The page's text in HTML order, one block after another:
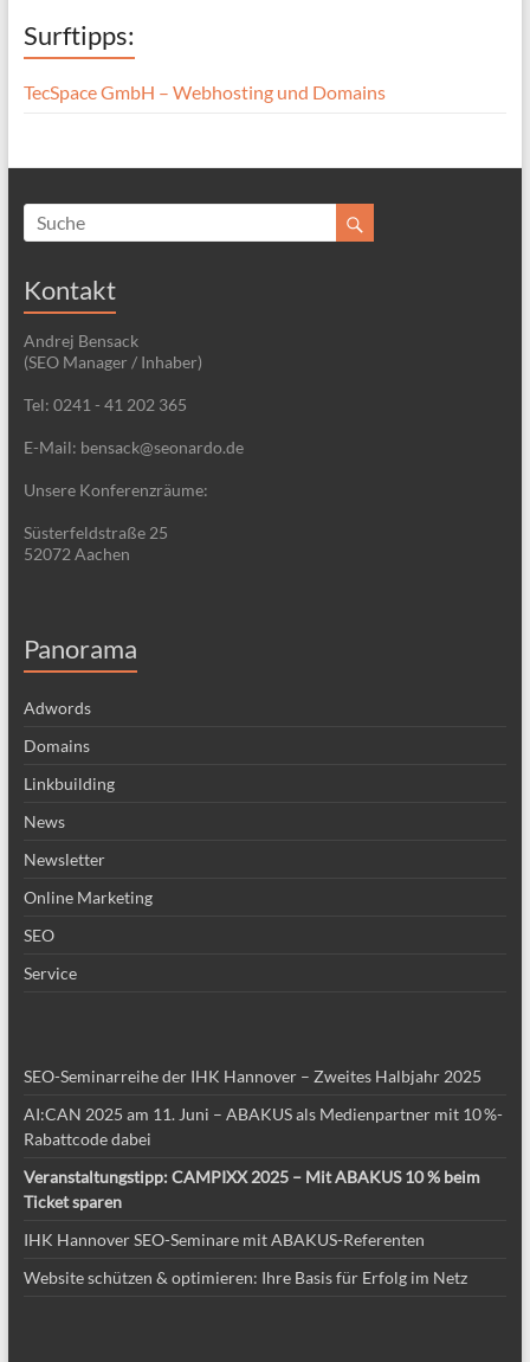
Surftipps:
TecSpace GmbH – Webhosting und Domains
Kontakt
Andrej Bensack
(SEO Manager / Inhaber)
Tel: 0241 - 41 202 365
E-Mail: bensack@seonardo.de
Unsere Konferenzräume:
Süsterfeldstraße 25
52072 Aachen
Panorama
Adwords
Domains
Linkbuilding
News
Newsletter
Online Marketing
SEO
Service
SEO-Seminarreihe der IHK Hannover – Zweites Halbjahr 2025
AI:CAN 2025 am 11. Juni – ABAKUS als Medienpartner mit 10 %-
Rabattcode dabei
Veranstaltungstipp: CAMPIXX 2025 – Mit ABAKUS 10 % beim
Ticket sparen
IHK Hannover SEO-Seminare mit ABAKUS-Referenten
Website schützen & optimieren: Ihre Basis für Erfolg im Netz